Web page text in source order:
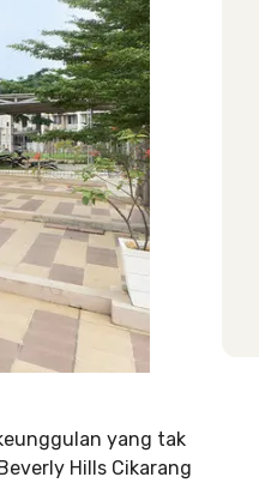
yang tak
Hills Cikarang